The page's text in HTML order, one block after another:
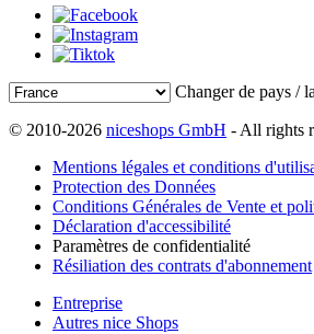
Changer de pays /
© 2010-2026 niceshops GmbH - All rights
Mentions légales et conditions
Protection des Données
Conditions Générales de Vente et
Déclaration d'accessibilité
Paramètres de confidentialité
Résiliation des contrats d'abonnement
Entreprise
Autres nice Shops